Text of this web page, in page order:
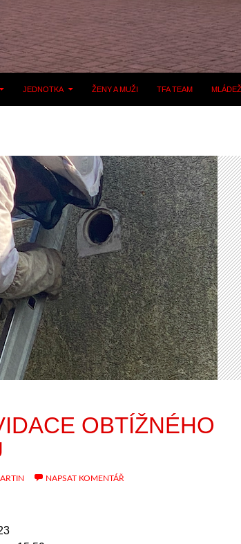
JEDNOTKA ŽENY A MUŽI TFA TEAM MLÁDEŽ
OBTÍŽNÉHO
NAPSAT KOMENTÁŘ